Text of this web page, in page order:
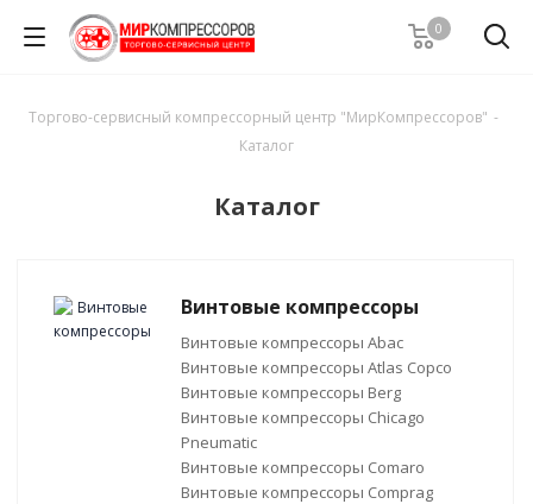
0
Торгово-сервисный компрессорный центр "МирКомпрессоров" -
Каталог
Каталог
Винтовые компрессоры
Винтовые компрессоры Abac
Винтовые компрессоры Atlas Copco
Винтовые компрессоры Berg
Винтовые компрессоры Chicago
Pneumatic
Винтовые компрессоры Comaro
Винтовые компрессоры Comprag